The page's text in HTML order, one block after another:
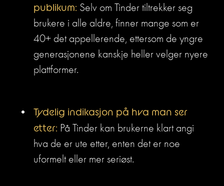
publikum: Selv om Tinder tiltrekker seg
brukere i alle aldre, finner mange som er
40+ det appellerende, ettersom de yngre
generasjonene kanskje heller velger nyere
plattformer.
Tydelig indikasjon på hva man ser
etter: På Tinder kan brukerne klart angi
hva de er ute etter, enten det er noe
uformelt eller mer seriøst.